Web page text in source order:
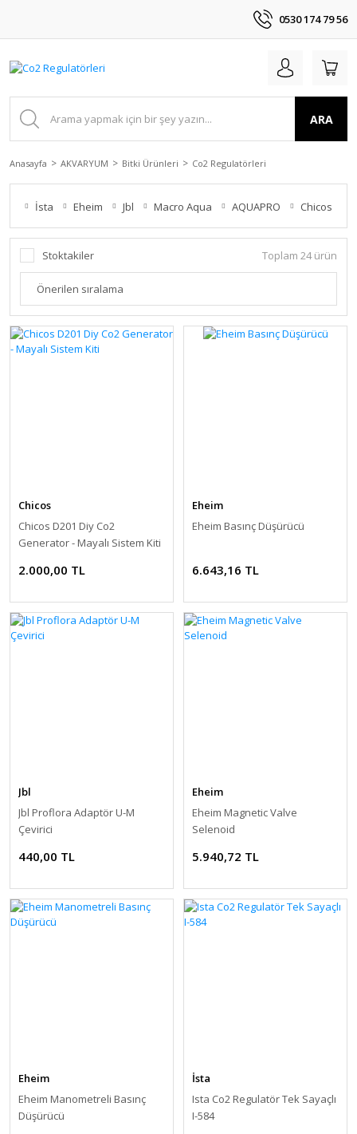
0530 174 79 56
ARA
Anasayfa AKVARYUM Bitki Ürünleri Co2 Regulatörleri
İsta Eheim Jbl Macro Aqua AQUAPRO Chicos
Stoktakiler Toplam 24 ürün
Chicos
Chicos D201 Diy Co2
Generator - Mayalı Sistem Kiti
2.000,00 TL
Eheim
Eheim Basınç Düşürücü
6.643,16 TL
Jbl
Jbl Proflora Adaptör U-M
Çevirici
440,00 TL
Eheim
Eheim Magnetic Valve
Selenoid
5.940,72 TL
Eheim
Eheim Manometreli Basınç
Düşürücü
İsta
Ista Co2 Regulatör Tek Sayaçlı
I-584